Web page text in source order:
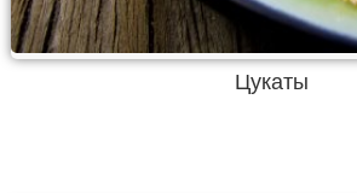
Цукаты